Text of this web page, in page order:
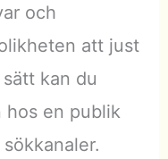
och
att just
kan du
hos en publik